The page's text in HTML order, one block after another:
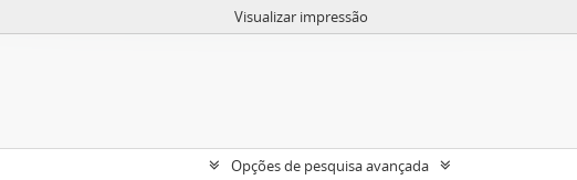
Visualizar impressão
Opções de pesquisa avançada